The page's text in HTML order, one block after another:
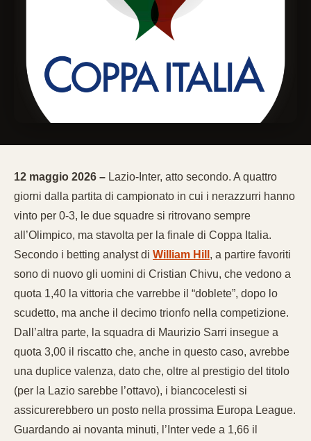
12 maggio 2026 – Lazio-Inter, atto secondo. A quattro
giorni dalla partita di campionato in cui i nerazzurri hanno
vinto per 0-3, le due squadre si ritrovano sempre
all’Olimpico, ma stavolta per la finale di Coppa Italia.
Secondo i betting analyst di William Hill , a partire favoriti
sono di nuovo gli uomini di Cristian Chivu, che vedono a
quota 1,40 la vittoria che varrebbe il “doblete”, dopo lo
scudetto, ma anche il decimo trionfo nella competizione.
Dall’altra parte, la squadra di Maurizio Sarri insegue a
quota 3,00 il riscatto che, anche in questo caso, avrebbe
una duplice valenza, dato che, oltre al prestigio del titolo
(per la Lazio sarebbe l’ottavo), i biancocelesti si
assicurerebbero un posto nella prossima Europa League.
Guardando ai novanta minuti, l’Inter vede a 1,66 il